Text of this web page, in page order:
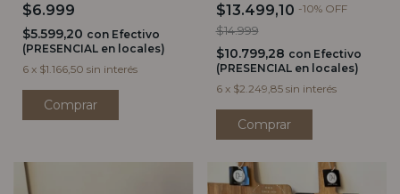
$6.999
$5.599,20 con Efectivo
(PRESENCIAL en locales)
6 x $1.166,50 sin interés
$13.499,10 -10% OFF
$14.999
$10.799,28 con Efectivo
(PRESENCIAL en locales)
6 x $2.249,85 sin interés
Comprar